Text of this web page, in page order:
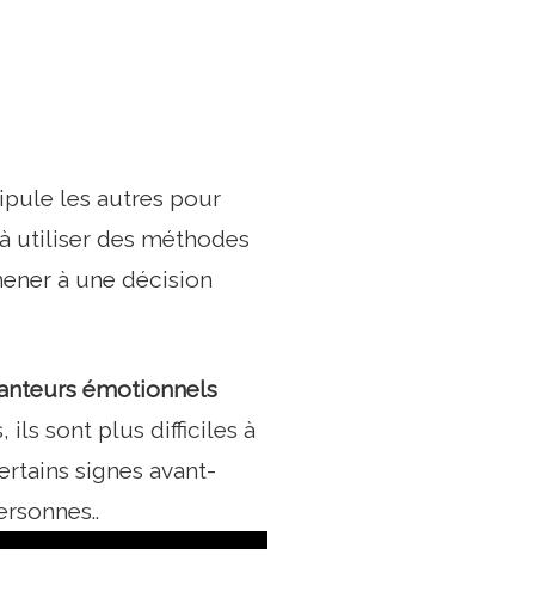
les autres pour
utiliser des méthodes
à une décision
émotionnels
ils sont plus difficiles à
signes avant-